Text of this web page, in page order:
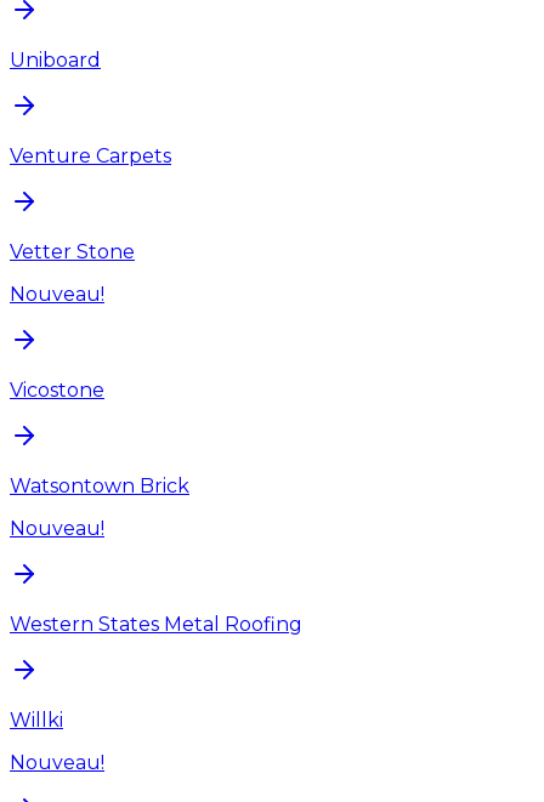
Uniboard
Venture Carpets
Vetter Stone
Nouveau!
Vicostone
Watsontown Brick
Nouveau!
Western States Metal Roofing
Willki
Nouveau!